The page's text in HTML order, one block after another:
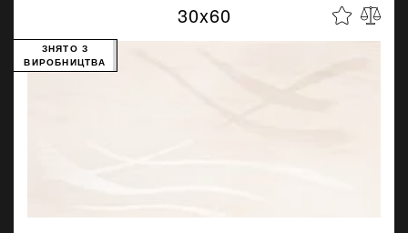
30x60
ЗНЯТО З
ВИРОБНИЦТВА